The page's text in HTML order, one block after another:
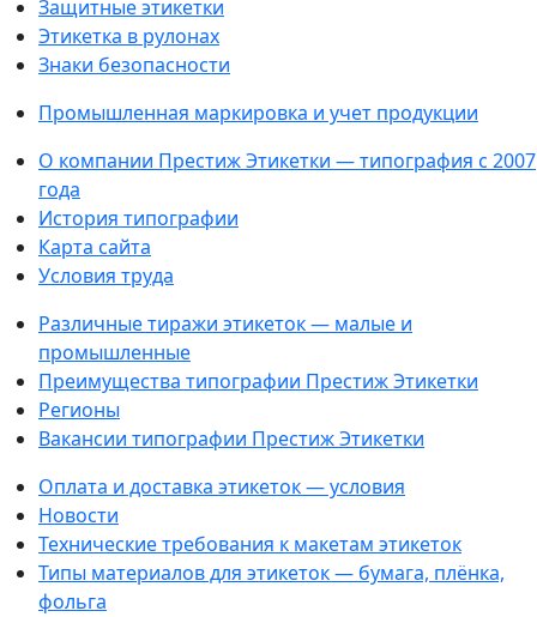
Защитные этикетки
Этикетка в рулонах
Знаки безопасности
Промышленная маркировка и учет продукции
О компании Престиж Этикетки — типография с 2007
года
История типографии
Карта сайта
Условия труда
Различные тиражи этикеток — малые и
промышленные
Преимущества типографии Престиж Этикетки
Регионы
Вакансии типографии Престиж Этикетки
Оплата и доставка этикеток — условия
Новости
Технические требования к макетам этикеток
Типы материалов для этикеток — бумага, плёнка,
фольга